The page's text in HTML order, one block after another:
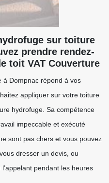
sur toiture
prendre rendez-
toit VAT Couverture
à Dompnac répond à vos
appliquer sur votre toiture
hydrofuge. Sa compétence
impeccable et exécuté
sont pas chers et vous pouvez
dresser un devis, ou
pendant les heures